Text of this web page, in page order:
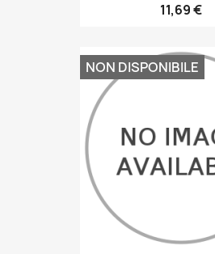
11,69 €
NON DISPONIBILE